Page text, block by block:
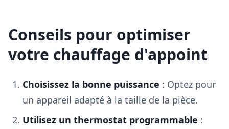
Conseils pour optimiser
votre chauffage d'appoint
Choisissez la bonne puissance : Optez pour
un appareil adapté à la taille de la pièce.
Utilisez un thermostat programmable :